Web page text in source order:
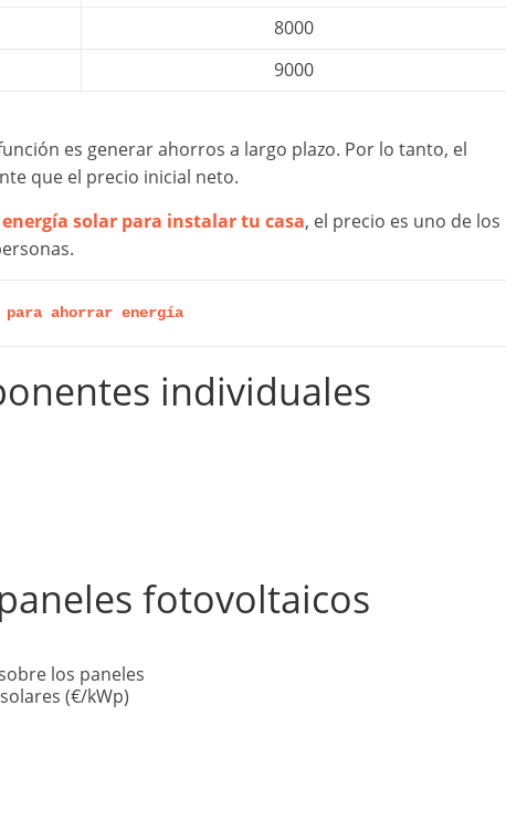
8000
9000
es generar ahorros a largo plazo. Por lo tanto, el
que el precio inicial neto.
solar para instalar tu casa, el precio es uno de los
para ahorrar energía
individuales
fotovoltaicos
los paneles
(€/kWp)